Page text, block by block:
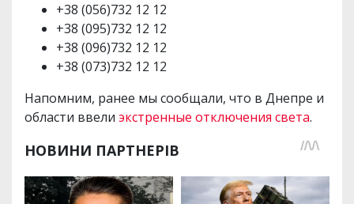
+38 (056)732 12 12
+38 (095)732 12 12
+38 (096)732 12 12
+38 (073)732 12 12
Напомним, ранее мы сообщали, что в Днепре и
области ввели экстренные отключения света.